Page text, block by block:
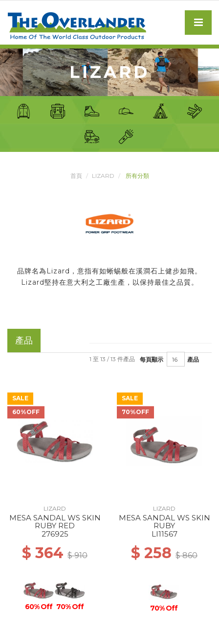
LIZARD
首頁 LIZARD 所有分類
品牌名為Lizard，意指有如蜥蜴般在溪澗石上健步如飛。
Lizard堅持在意大利之工廠生產，以保持最佳之品質。
產品
每頁顯示 產品
1 至 13 / 13 件產品
SALE
60%OFF
LIZARD
MESA SANDAL WS SKIN
RUBY RED
276925
$ 364 $ 910
60% Off 70% Off
SALE
70%OFF
LIZARD
MESA SANDAL WS SKIN
RUBY
LI11567
$ 258 $ 860
70% Off